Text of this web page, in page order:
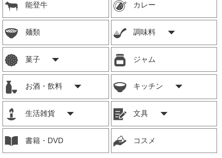
能登牛 カレー
麺類 調味料
菓子 ジャム
お酒・飲料 キッチン
生活雑貨 文具
書籍・DVD コスメ